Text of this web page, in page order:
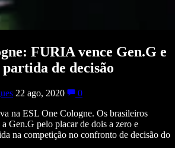
FURIA vence Gen.G e
de decisão
22 ago, 2020
0
na ESL One Cologne. Os brasileiros
Gen.G pelo placar de dois a zero e
na competição no confronto de decisão do